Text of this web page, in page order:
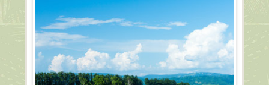
1階フロントに精算機（新紙幣対応）を設置しました。
各種OR決済もご利用いただけます。
是非ご利用ください。
2024.6
客室販売冷蔵庫の中身を一部変更しました。